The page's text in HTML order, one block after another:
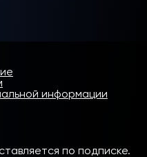
информации
по подписке.